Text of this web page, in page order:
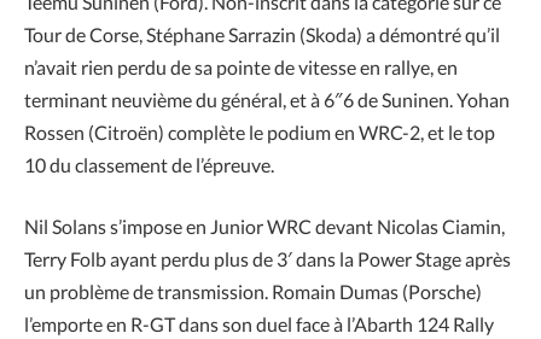
Tour de Corse, Stéphane Sarrazin (Skoda) a démontré qu’il
n’avait rien perdu de sa pointe de vitesse en rallye, en
terminant neuvième du général, et à 6″6 de Suninen. Yohan
Rossen (Citroën) complète le podium en WRC-2, et le top
10 du classement de l’épreuve.
Nil Solans s’impose en Junior WRC devant Nicolas Ciamin,
Terry Folb ayant perdu plus de 3′ dans la Power Stage après
un problème de transmission. Romain Dumas (Porsche)
l’emporte en R-GT dans son duel face à l’Abarth 124 Rally